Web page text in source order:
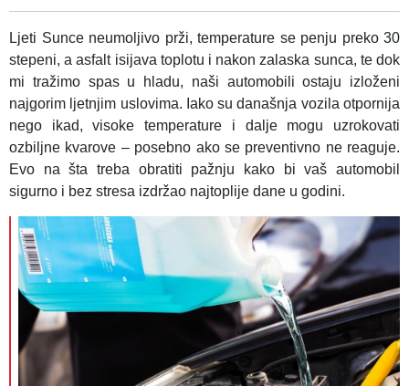
Ljeti Sunce neumoljivo prži, temperature se penju preko 30
stepeni, a asfalt isijava toplotu i nakon zalaska sunca, te dok
mi tražimo spas u hladu, naši automobili ostaju izloženi
najgorim ljetnjim uslovima. Iako su današnja vozila otpornija
nego ikad, visoke temperature i dalje mogu uzrokovati
ozbiljne kvarove – posebno ako se preventivno ne reaguje.
Evo na šta treba obratiti pažnju kako bi vaš automobil
sigurno i bez stresa izdržao najtoplije dane u godini.